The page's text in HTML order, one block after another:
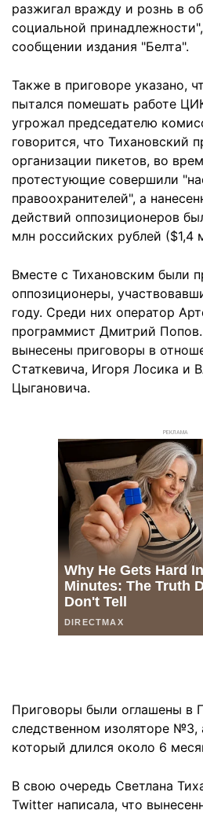
разжигал вражду и рознь в
социальной
сообщении издания "Белта".
Также в приговоре указано,
пытался помешать работе
угрожал председателю
говорится, что Тихановский
организации пикетов, во
протестующие совершили
правоохранителей", а
действий оппозиционеров
млн российских рублей ($1,4
Вместе с Тихановским были
оппозиционеры,
году. Среди них оператор
программист Дмитрий
вынесены приговоры в
Статкевича, Игоря Лосика и
Цыгановича.
РЕКЛАМА
Приговоры были оглашены в
следственном изоляторе №3,
который длился около 6
В свою очередь Светлана
Twitter написала, что